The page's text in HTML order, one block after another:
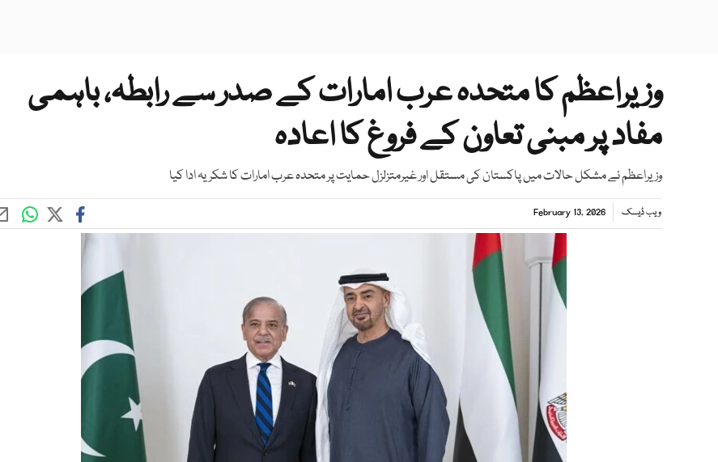
وزیراعظم کا متحدہ عرب امارات کے صدر سے رابطہ، باہمی
مفاد پر مبنی تعاون کے فروغ کا اعادہ
وزیراعظم نے مشکل حالات میں پاکستان کی مستقل اور غیرمتزلزل حمایت پر متحدہ عرب امارات کا شکریہ ادا کیا
ویب ڈیسک February 13, 2026